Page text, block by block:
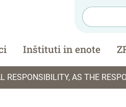
Inštituti in enote
OF DIRECTORS IN EURO-